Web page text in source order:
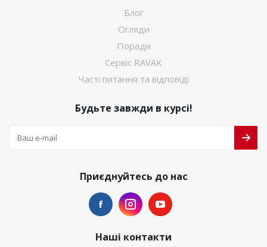
Блог
Огляди
Поради
Сервіс RAVAK
Часті питання та відповіді
Будьте завжди в курсі!
Приєднуйтесь до нас
Наші контакти